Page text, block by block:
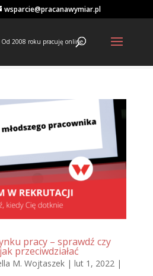
wsparcie@pracanawymiar.pl
Od 2008 roku pracuję online
pracy – sprawdź czy
przeciwdziałać
M. Wojtaszek| lut 1, 2022 |